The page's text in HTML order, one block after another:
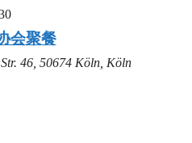
会聚餐
46, 50674 Köln, Köln